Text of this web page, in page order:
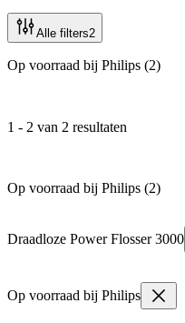
Alle filters2
Op voorraad bij Philips (2)
1 - 2 van 2 resultaten
Op voorraad bij Philips (2)
Draadloze Power Flosser 3000
Op voorraad bij Philips